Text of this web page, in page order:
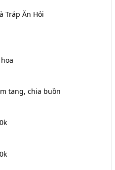
Tráp Ăn Hỏi
tang, chia buồn